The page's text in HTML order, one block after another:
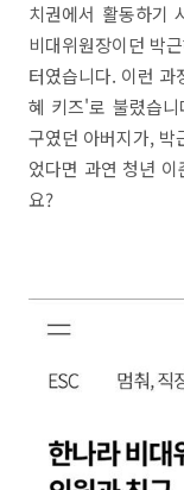
치권에서 활동하기
비대위원장이던 박
터였습니다. 이런
혜 키즈'로 불렸습
구였던 아버지가, 박
었다면 과연 청년
요?